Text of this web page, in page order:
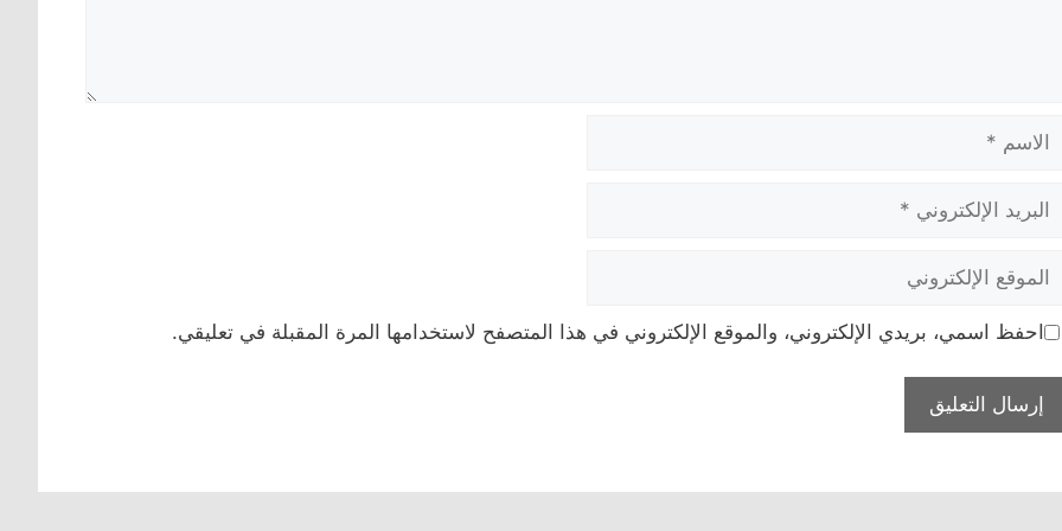
احفظ اسمي، بريدي الإلكتروني، والموقع الإلكتروني في هذا المتصفح لاستخدامها المرة المقبلة في تعليقي.